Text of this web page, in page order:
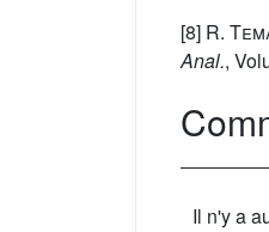
[8] R.
Anal.,
Il n'y a